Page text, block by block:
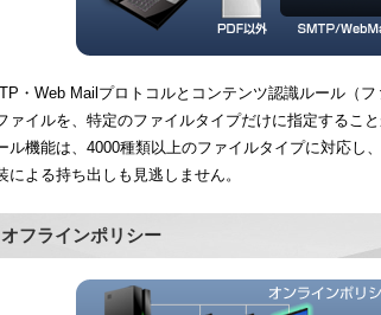
・Web Mailプロトコルとコンテンツ認識ルール（
ァイルを、特定のファイルタイプだけに指定すること
ル機能は、4000種類以上のファイルタイプに対応し
による持ち出しも見逃しません。
フラインポリシー